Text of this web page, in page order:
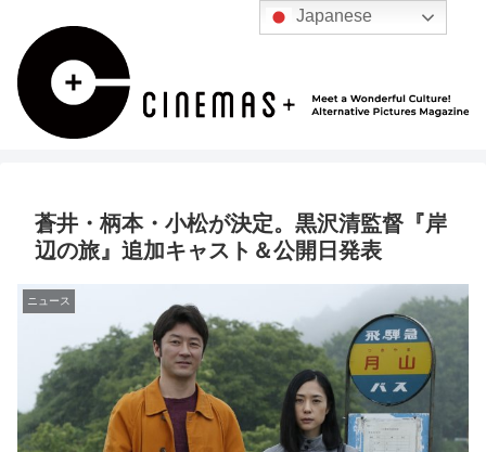
蒼井・柄本・小松が決定。黒沢清監督『岸
辺の旅』追加キャスト＆公開日発表
ニュース
Japanese